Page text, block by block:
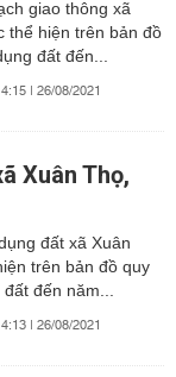
giao thông xã
thể hiện trên bản đồ
đất đến...
| 26/08/2021
Xuân Thọ,
đất xã Xuân
trên bản đồ quy
đến năm...
| 26/08/2021